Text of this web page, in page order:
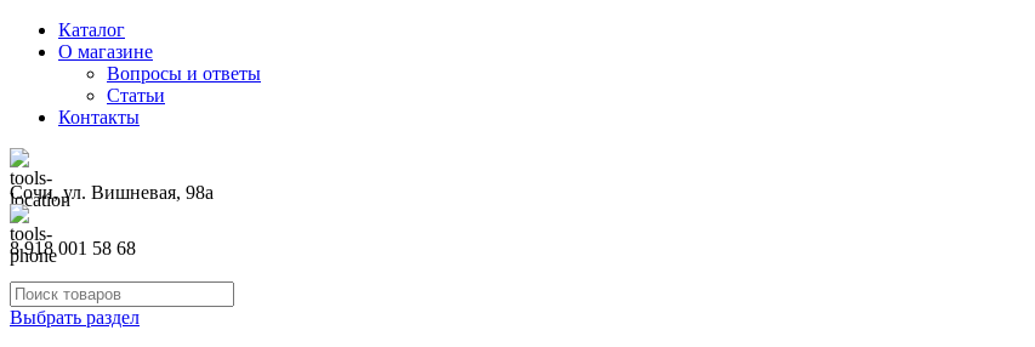
Каталог
О магазине
Вопросы и ответы
Статьи
Контакты
Сочи, ул. Вишневая, 98а
8 918 001 58 68
Выбрать раздел